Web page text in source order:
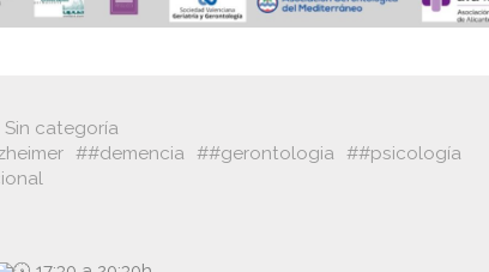
Sin categoría
#demencia #gerontologia
#psicología